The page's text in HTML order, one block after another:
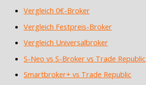
Vergleich 0€-Broker
Vergleich Festpreis-Broker
Vergleich Universalbroker
S-Neo vs S-Broker vs Trade Republic
Smartbroker+ vs Trade Republic